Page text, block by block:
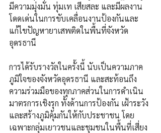
มีความมุ่งมั่น ทุ่มเท เสียสละ และมีผลงาน
โดดเด่นในการขับเคลื่อนงานป้องกันและ
แก้ไขปัญหายาเสพติดในพื้นที่จังหวัด
อุดรธานี
การได้รับรางวัลในครั้งนี้ นับเป็นความภาค
ภูมิใจของจังหวัดอุดรธานี และสะท้อนถึง
ความร่วมมือของทุกภาคส่วนในการดำเนิน
มาตรการเชิงรุก ทั้งด้านการป้องกัน เฝ้าระวัง
และสร้างภูมิคุ้มกันให้กับประชาชน โดย
เฉพาะกลุ่มเยาวชนและชุมชนในพื้นที่เสี่ยง